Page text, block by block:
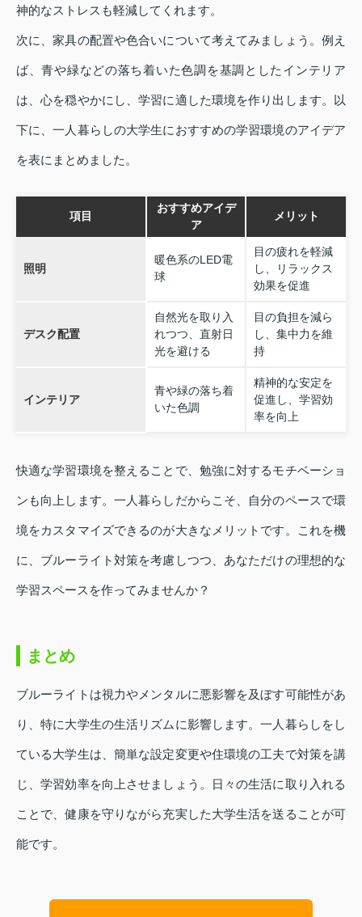
神的なストレスも軽減してくれます。
次に、家具の配置や色合いについて考えてみましょう。例え
ば、青や緑などの落ち着いた色調を基調としたインテリア
は、心を穏やかにし、学習に適した環境を作り出します。以
下に、一人暮らしの大学生におすすめの学習環境のアイデア
を表にまとめました。
項目
おすすめアイデ
ア
メリット
照明
暖色系のLED電
球
目の疲れを軽減
し、リラックス
効果を促進
デスク配置
自然光を取り入
れつつ、直射日
光を避ける
目の負担を減ら
し、集中力を維
持
インテリア
青や緑の落ち着
いた色調
精神的な安定を
促進し、学習効
率を向上
快適な学習環境を整えることで、勉強に対するモチベーショ
ンも向上します。一人暮らしだからこそ、自分のペースで環
境をカスタマイズできるのが大きなメリットです。これを機
に、ブルーライト対策を考慮しつつ、あなただけの理想的な
学習スペースを作ってみませんか？
まとめ
ブルーライトは視力やメンタルに悪影響を及ぼす可能性があ
り、特に大学生の生活リズムに影響します。一人暮らしをし
ている大学生は、簡単な設定変更や住環境の工夫で対策を講
じ、学習効率を向上させましょう。日々の生活に取り入れる
ことで、健康を守りながら充実した大学生活を送ることが可
能です。